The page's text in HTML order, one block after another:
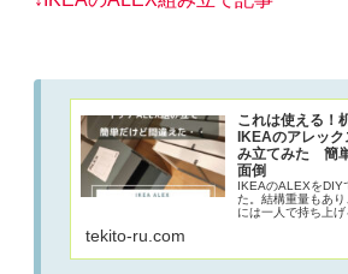
これは使える！
IKEAのアレッ
み立てみた 簡
面倒
IKEAのALEXをDIY
た。結構重量もあ
には一人で持ち上げ
勝手も抜群。しか
tekito-ru.com